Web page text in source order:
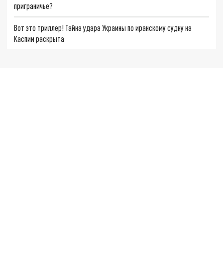
приграничье?
Вот это триллер! Тайна удара Украины по иранскому судну на
Каспии раскрыта